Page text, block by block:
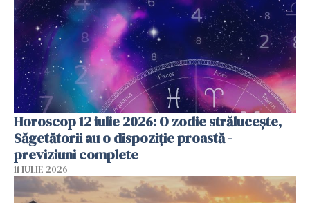
Horoscop 12 iulie 2026: O zodie strălucește,
Săgetătorii au o dispoziție proastă -
previziuni complete
11 IULIE 2026